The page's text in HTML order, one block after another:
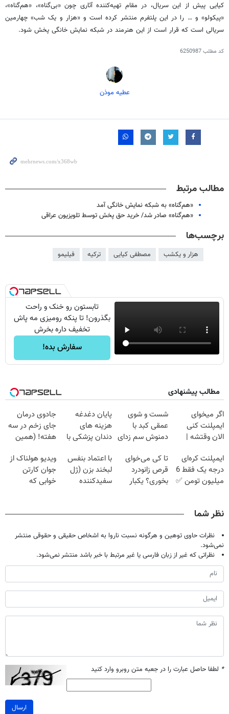
کیایی پیش از این سریال، در مقام تهیه‌کننده آثاری چون «بی‌گناه»، «هم‌گناه»،
«پیکولو» و … را در این پلتفرم منتشر کرده است و «هزار و یک شب» چهارمین
سریالی است که قرار است از این هنرمند در شبکه نمایش خانگی پخش شود.
کد مطلب6250987
عطیه موذن
مطالب مرتبط
«هم‌گناه» به شبکه نمایش خانگی آمد
«هم‌گناه» صادر شد/ خرید حق پخش توسط تلویزیون عراقی
برچسب‌ها
هزار و یکشب مصطفی کیایی ترکیه فیلیمو
تابستون رو خنک و راحت
بگذرون! تا پنکه رومیزی مه پاش
تخفیف داره بخرش
سفارش بده!
مطالب پیشنهادی
اگر میخوای
ایمپلنت کنی
الان وقتشه |
میلیون تومان!!!
شست و شوی
عمقی کبد با
دمنوش سم زدای
پایان دغدغه
هزینه های
دندان پزشکی با
خانگی
جادوی درمان
جای زخم در سه
هفته! (همین
صحبت کنید)
ایمپلنت کره‌ای
درجه یک فقط 6
میلیون تومن ✅
تا کی می‌خوای
قرص زانودرد
بخوری؟ یکبار
با اعتماد بنفس
لبخند بزن (ژل
سفیدکننده
ویدیو هولناک از
جوان کارتن
خوابی که
نظر شما
نظرات حاوی توهین و هرگونه نسبت ناروا به اشخاص حقیقی و حقوقی منتشر
نمی‌شود.
نظراتی که غیر از زبان فارسی یا غیر مرتبط با خبر باشد منتشر نمی‌شود.
* لطفا حاصل عبارت را در جعبه متن روبرو وارد کنید
ارسال